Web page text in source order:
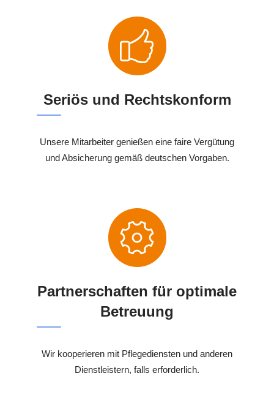
Seriös und Rechtskonform
Unsere Mitarbeiter genießen eine faire Vergütung
und Absicherung gemäß deutschen Vorgaben.
Partnerschaften für optimale
Betreuung
Wir kooperieren mit Pflegediensten und anderen
Dienstleistern, falls erforderlich.